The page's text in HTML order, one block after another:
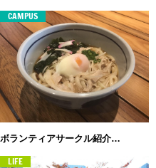
CAMPUS
ボランティアサークル紹介…
LIFE